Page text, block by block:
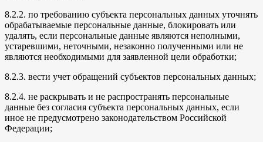
8.2.2. по требованию субъекта персональных данных уточнять
обрабатываемые персональные данные, блокировать или
удалять, если персональные данные являются неполными,
устаревшими, неточными, незаконно полученными или не
являются необходимыми для заявленной цели обработки;
8.2.3. вести учет обращений субъектов персональных данных;
8.2.4. не раскрывать и не распространять персональные
данные без согласия субъекта персональных данных, если
иное не предусмотрено законодательством Российской
Федерации;